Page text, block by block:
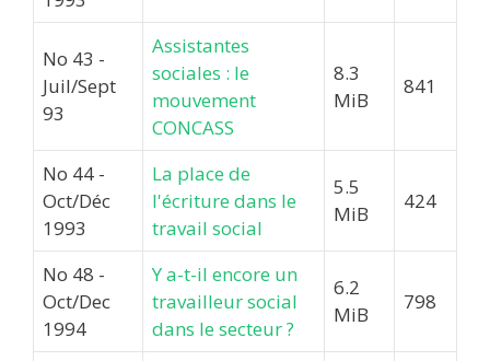
No 43 -
Juil/Sept
93
Assistantes
sociales : le
mouvement
CONCASS
8.3
MiB
841
No 44 -
Oct/Déc
1993
La place de
l'écriture dans le
travail social
5.5
MiB
424
No 48 -
Oct/Dec
1994
Y a-t-il encore un
travailleur social
dans le secteur ?
6.2
MiB
798